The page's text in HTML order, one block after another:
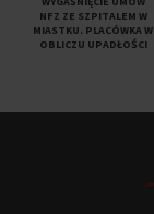
NFZ ZE SZPITALEM W
MIASTKU. PLACÓWKA W
OBLICZU UPADŁOŚCI